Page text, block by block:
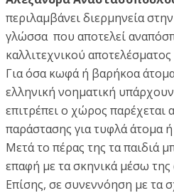
περιλαμβάνει διερμηνεία
γλώσσα που αποτελεί
καλλιτεχνικού
Για όσα κωφά ή βαρήκοα
ελληνική νοηματική
επιτρέπει ο χώρος παρέχεται
παράστασης για τυφλά άτομα
Μετά το πέρας της τα παιδιά
επαφή με τα σκηνικά μέσω της
Επίσης, σε συνεννόηση με τα